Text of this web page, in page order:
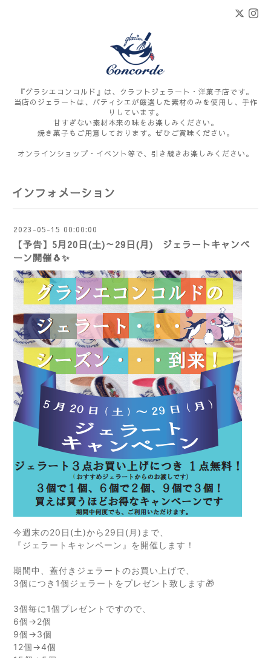
『グラシエコンコルド』は、クラフトジェラート・洋菓子店です。
当店のジェラートは、パティシエが厳選した素材のみを使用し、手作
りしています。
甘すぎない素材本来の味をお楽しみください。
焼き菓子もご用意しております。ぜひご賞味ください。
オンラインショップ・イベント等で、引き続きお楽しみください。
インフォメーション
2023-05-15 00:00:00
【予告】5月20日(土)～29日(月) ジェラートキャンペ
ーン開催🐧✨
今週末の20日(土)から29日(月)まで、
『ジェラートキャンペーン』 を開催します！
期間中、蓋付きジェラートのお買い上げで、
3個につき1個ジェラートをプレゼント致します🎁
3個毎に1個プレゼントですので、
6個→2個
9個→3個
12個→4個